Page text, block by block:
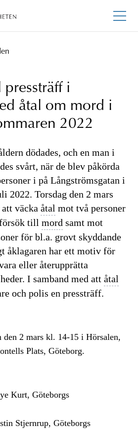
i
åtal om mord i
2022
dödades, och en man i
svårt, när de blev påkörda
i på Långströmsgatan i
2022. Torsdag den 2 mars
väcka åtal mot två personer
till mord samt mot
för bl.a. grovt skyddande
åklagaren har ett motiv för
eller återupprätta
I samband med att åtal
och polis en pressträff.
den 2 mars kl. 14-15 i Hörsalen,
Plats, Göteborg.
Kurt, Göteborgs
Stjernrup, Göteborgs